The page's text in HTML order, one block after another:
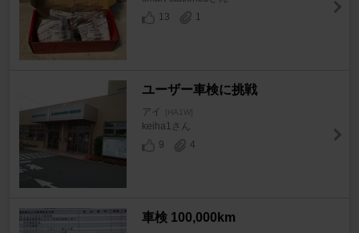
13
1
ユーザー車検に挑戦
アイ [HA1W]
keiha1さん
9
4
車検 100,000km